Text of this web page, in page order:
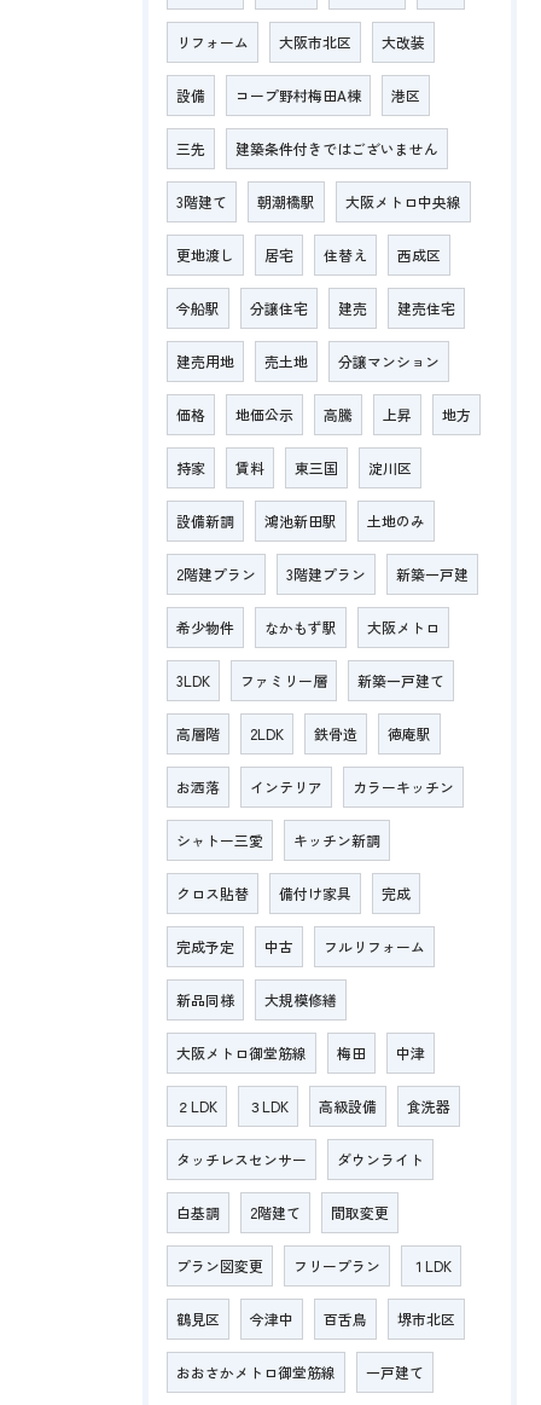
リフォーム 大阪市北区 大改装
設備 コープ野村梅田A棟 港区
三先 建築条件付きではございません
3階建て 朝潮橋駅 大阪メトロ中央線
更地渡し 居宅 住替え 西成区
今船駅 分譲住宅 建売 建売住宅
建売用地 売土地 分譲マンション
価格 地価公示 高騰 上昇 地方
持家 賃料 東三国 淀川区
設備新調 鴻池新田駅 土地のみ
2階建プラン 3階建プラン 新築一戸建
希少物件 なかもず駅 大阪メトロ
3LDK ファミリー層 新築一戸建て
高層階 2LDK 鉄骨造 徳庵駅
お洒落 インテリア カラーキッチン
シャトー三愛 キッチン新調
クロス貼替 備付け家具 完成
完成予定 中古 フルリフォーム
新品同様 大規模修繕
大阪メトロ御堂筋線 梅田 中津
２LDK ３LDK 高級設備 食洗器
タッチレスセンサー ダウンライト
白基調 2階建て 間取変更
プラン図変更 フリープラン １LDK
鶴見区 今津中 百舌鳥 堺市北区
おおさかメトロ御堂筋線 一戸建て